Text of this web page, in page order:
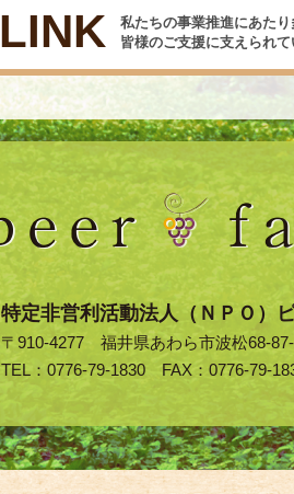
LINK
私たちの事業推進にあた
皆様のご支援に支えられ
特定非営利活動法人（ＮＰＯ）
〒910-4277 福井県あわら市波松68-
TEL：0776-79-1830 FAX：0776-79-